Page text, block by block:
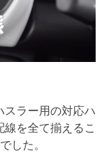
スラー用の対応ハ
を全て揃えるこ
した。